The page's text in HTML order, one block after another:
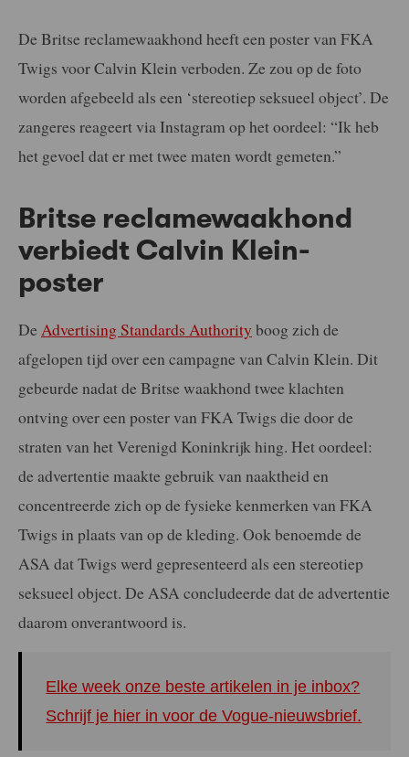
De Britse reclamewaakhond heeft een poster van FKA
Twigs voor Calvin Klein verboden. Ze zou op de foto
worden afgebeeld als een ‘stereotiep seksueel object’. De
zangeres reageert via Instagram op het oordeel: “Ik heb
het gevoel dat er met twee maten wordt gemeten.”
Britse reclamewaakhond
verbiedt Calvin Klein-
poster
De Advertising Standards Authority boog zich de
afgelopen tijd over een campagne van Calvin Klein. Dit
gebeurde nadat de Britse waakhond twee klachten
ontving over een poster van FKA Twigs die door de
straten van het Verenigd Koninkrijk hing. Het oordeel:
de advertentie maakte gebruik van naaktheid en
concentreerde zich op de fysieke kenmerken van FKA
Twigs in plaats van op de kleding. Ook benoemde de
ASA dat Twigs werd gepresenteerd als een stereotiep
seksueel object. De ASA concludeerde dat de advertentie
daarom onverantwoord is.
Elke week onze beste artikelen in je inbox?
Schrijf je hier in voor de Vogue-nieuwsbrief.